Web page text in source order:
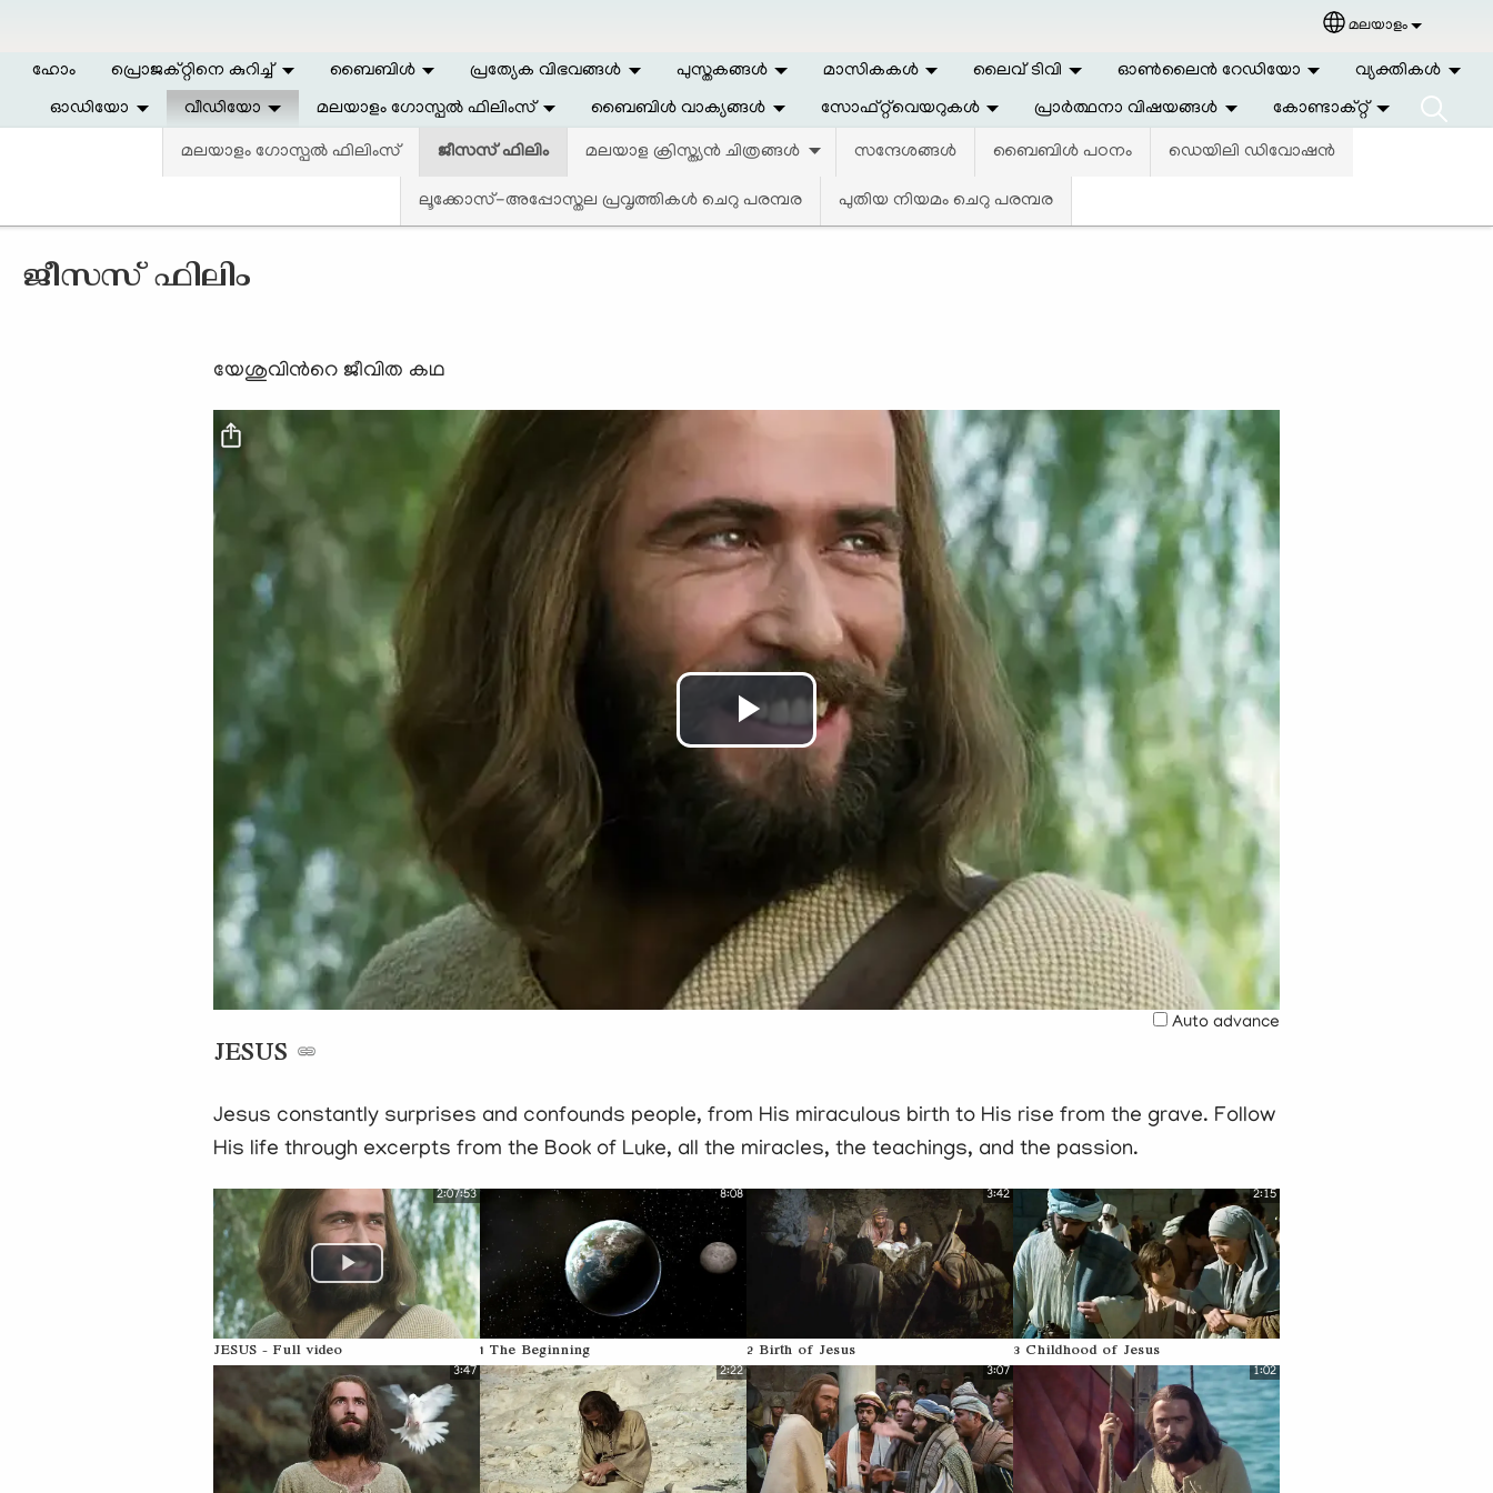
Select your
മലയാളം
ഹോം പ്രൊജക്റ്റിനെ കുറിച്ച് ബൈബിള്‍ പ്രത്യേക വിഭവങ്ങള്‍ പുസ്തകങ്ങള്‍ മാസികകള്‍ ലൈവ് ടിവി ഓണ്‍ലൈന്‍ റേഡിയോ
വ്യക്തികള്‍
ഓഡിയോ
വീഡിയോ
മലയാളം ഗോസ്പൽ ഫിലിംസ് ജീസസ് ഫിലിം മലയാള ക്രിസ്ത്യന്‍ ചിത്രങ്ങള്‍ സന്ദേശങ്ങള്‍ ബൈബിള്‍ പഠനം ഡെയിലി ഡിവോഷൻ
ലൂക്കോസ്-അപ്പോസ്തല പ്രവൃത്തികള്‍ ചെറു പരമ്പര പുതിയ നിയമം ചെറു പരമ്പര
മലയാളം ഗോസ്പൽ ഫിലിംസ് ബൈബിള്‍ വാക്യങ്ങള്‍ സോഫ്റ്റ്‌വെയറുകള്‍ പ്രാര്‍ത്ഥനാ വിഷയങ്ങള്‍ കോണ്ടാക്റ്റ്
ജീസസ് ഫിലിം
യേശുവിന്‍റെ ജീവിത കഥ
Play
Video
Auto advance
JESUS
Jesus constantly surprises and confounds people, from His miraculous birth to His rise from the grave. Follow
His life through excerpts from the Book of Luke, all the miracles, the teachings, and the passion.
2:07:53
JESUS - Full video
8:08
1 The Beginning
3:42
2 Birth of Jesus
2:15
3 Childhood of Jesus
3:47 2:22 3:07 1:02